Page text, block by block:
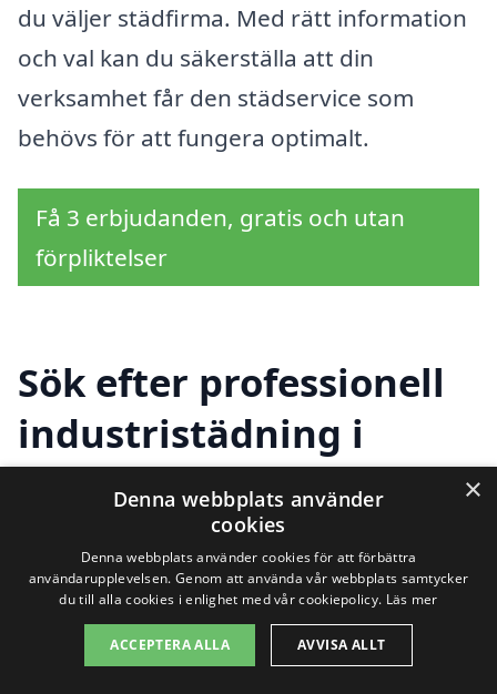
du väljer städfirma. Med rätt information
och val kan du säkerställa att din
verksamhet får den städservice som
behövs för att fungera optimalt.
Få 3 erbjudanden, gratis och utan
förpliktelser
Sök efter professionell
industristädning i
andra städer nära
Att hitta en pålitlig tjänst för
industristädning i Gårdbybehöver inte
×
Denna webbplats använder
cookies
Denna webbplats använder cookies för att förbättra
användarupplevelsen. Genom att använda vår webbplats samtycker
du till alla cookies i enlighet med vår cookiepolicy. Läs mer
ACCEPTERA ALLA AVVISA ALLT